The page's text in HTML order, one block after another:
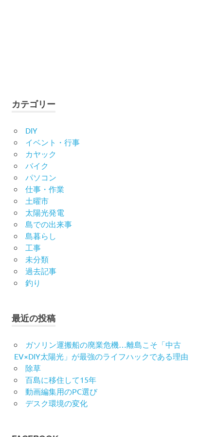
カテゴリー
DIY
イベント・行事
カヤック
バイク
パソコン
仕事・作業
土曜市
太陽光発電
島での出来事
島暮らし
工事
未分類
過去記事
釣り
最近の投稿
ガソリン運搬船の廃業危機…離島こそ「中古
EV×DIY太陽光」が最強のライフハックである理由
除草
百島に移住して15年
動画編集用のPC選び
デスク環境の変化